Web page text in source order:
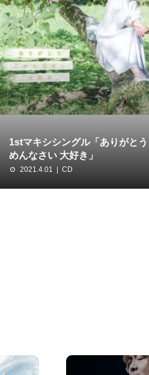
1stマキシシングル「ありがと
めんなさい 大好き」
2021.4.01 CD